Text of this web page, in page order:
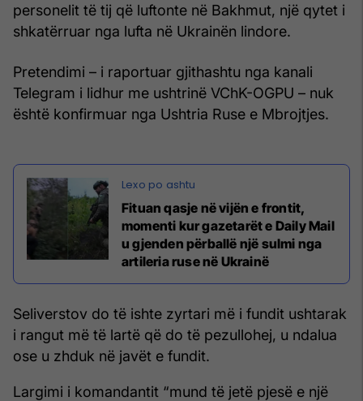
personelit të tij që luftonte në Bakhmut, një qytet i
shkatërruar nga lufta në Ukrainën lindore.
Pretendimi – i raportuar gjithashtu nga kanali
Telegram i lidhur me ushtrinë VChK-OGPU – nuk
është konfirmuar nga Ushtria Ruse e Mbrojtjes.
Fituan qasje në vijën e frontit,
momenti kur gazetarët e Daily Mail
u gjenden përballë një sulmi nga
artileria ruse në Ukrainë
Seliverstov do të ishte zyrtari më i fundit ushtarak
i rangut më të lartë që do të pezullohej, u ndalua
ose u zhduk në javët e fundit.
Largimi i komandantit “mund të jetë pjesë e një